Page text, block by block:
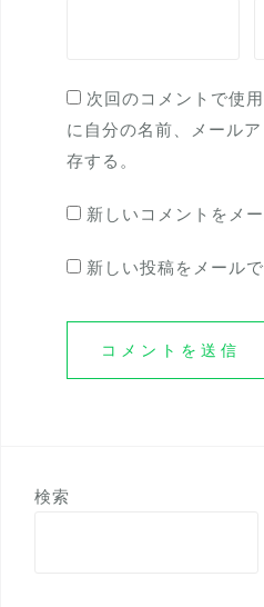
次回のコメントで使
に自分の名前、メール
存する。
新しいコメントをメ
新しい投稿をメール
検索